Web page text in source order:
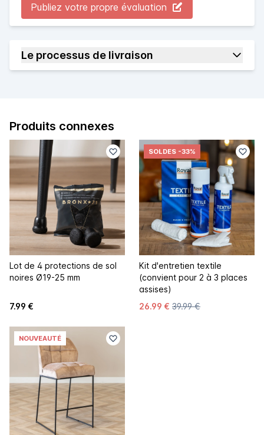
Publiez votre propre évaluation
Le processus de livraison
Produits connexes
Lot de 4 protections de sol
noires Ø19-25 mm
7.99 €
SOLDES -33%
Kit d'entretien textile
(convient pour 2 à 3 places
assises)
26.99 € 39.99 €
NOUVEAUTÉ